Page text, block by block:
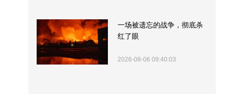
一场被遗忘的战争，彻底杀
红了眼
2026-08-06 09:40:03